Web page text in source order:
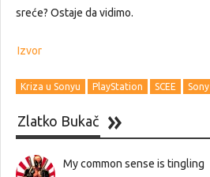
sreće? Ostaje da vidimo.
Izvor
Kriza u Sonyu PlayStation SCEE Sony
Zlatko Bukač
My common sense is tingling